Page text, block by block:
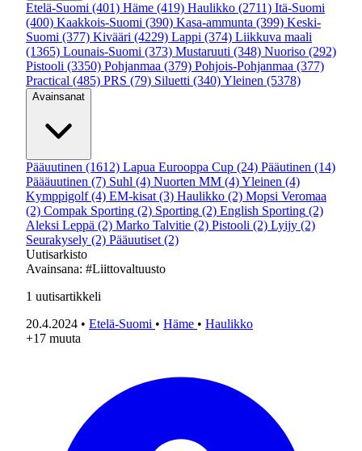
Etelä-Suomi (401) Häme (419) Haulikko (2711) Itä-Suomi
(400) Kaakkois-Suomi (390) Kasa-ammunta (399) Keski-
Suomi (377) Kivääri (4229) Lappi (374) Liikkuva maali
(1365) Lounais-Suomi (373) Mustaruuti (348) Nuoriso (292)
Pistooli (3350) Pohjanmaa (379) Pohjois-Pohjanmaa (377)
Practical (485) PRS (79) Siluetti (340)Yleinen (5378)
Avainsanat
Pääuutinen (1612) Lapua Eurooppa Cup (24) Pääutinen (14)
Päääuutinen (7) Suhl (4) Nuorten MM (4)Yleinen (4)
Kymppigolf (4) EM-kisat (3) Haulikko (2) Mopsi Veromaa
(2) Compak Sporting (2) Sporting (2) English Sporting (2)
Aleksi Leppä (2) Marko Talvitie (2) Pistooli (2) Lyijy (2)
Seurakysely (2) Pääuutiset (2)
Uutisarkisto
Avainsana: #Liittovaltuusto
1 uutisartikkeli
20.4.2024 • Etelä-Suomi • Häme • Haulikko
+17 muuta